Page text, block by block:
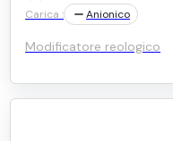
Carica : Anionico
Modificatore reologico